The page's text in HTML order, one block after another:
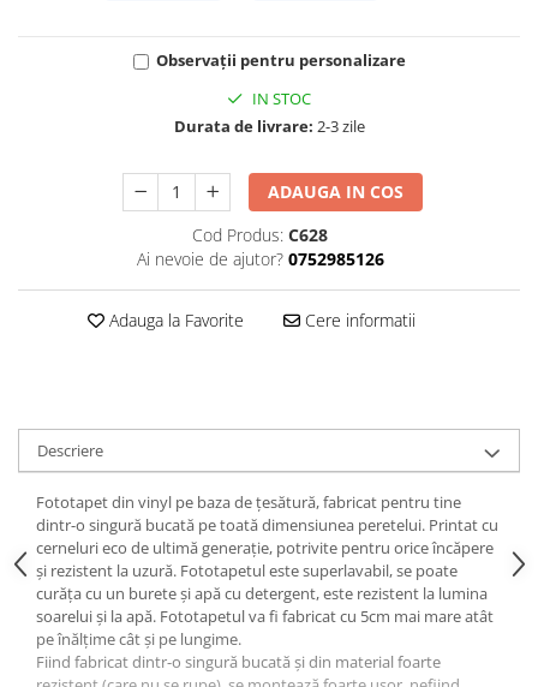
Observații pentru personalizare
IN STOC
Durata de livrare: 2-3 zile
ADAUGA IN COS
Cod Produs: C628
Ai nevoie de ajutor? 0752985126
Adauga la Favorite Cere informatii
Descriere
Fototapet din vinyl pe baza de țesătură, fabricat pentru tine
dintr-o singură bucată pe toată dimensiunea peretelui. Printat cu
cerneluri eco de ultimă generație, potrivite pentru orice încăpere
și rezistent la uzură. Fototapetul este superlavabil, se poate
curăța cu un burete și apă cu detergent, este rezistent la lumina
soarelui și la apă. Fototapetul va fi fabricat cu 5cm mai mare atât
pe înălțime cât și pe lungime.
Fiind fabricat dintr-o singură bucată și din material foarte